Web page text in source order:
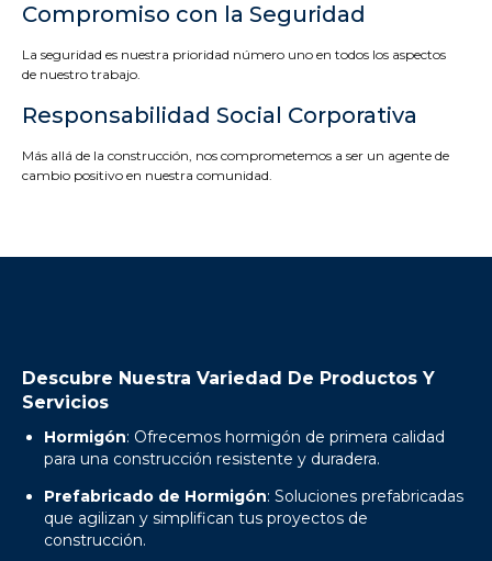
Compromiso con la Seguridad
La seguridad es nuestra prioridad número uno en todos los aspectos
de nuestro trabajo.
Responsabilidad Social Corporativa
Más allá de la construcción, nos comprometemos a ser un agente de
cambio positivo en nuestra comunidad.
Descubre Nuestra Variedad De Productos Y
Servicios
Hormigón: Ofrecemos hormigón de primera calidad
para una construcción resistente y duradera.
Prefabricado de Hormigón: Soluciones prefabricadas
que agilizan y simplifican tus proyectos de
construcción.